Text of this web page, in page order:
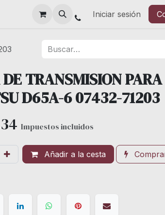
Iniciar sesión
TRANSMISION PARA
D65A-6 07432-71203
Impuestos incluidos
Añadir a la cesta